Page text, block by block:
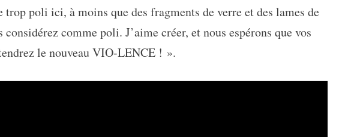
trop poli ici, à moins que des fragments de verre et des lames de
considérez comme poli. J’aime créer, et nous espérons que vos
le nouveau VIO-LENCE ! ».